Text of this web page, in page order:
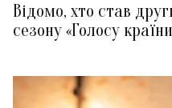
Відомо, хто став
сезону «Голосу